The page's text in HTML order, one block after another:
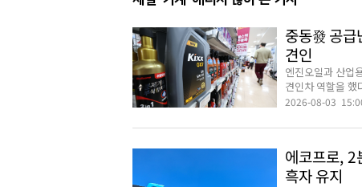
중동發 공
견인
엔진오일과 산업
견인차 역할을 했
2026-08-03
에코프로, 2
흑자 유지